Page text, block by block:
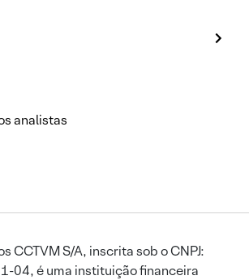
analistas
CCTVM S/A, inscrita sob o CNPJ:
04, é uma instituição financeira